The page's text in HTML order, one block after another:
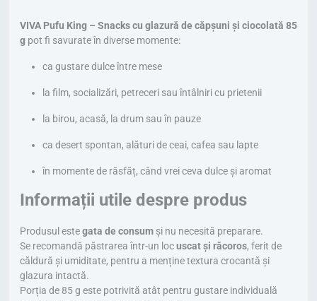
VIVA Pufu King – Snacks cu glazură de căpșuni și ciocolată 85
g pot fi savurate în diverse momente:
ca gustare dulce între mese
la film, socializări, petreceri sau întâlniri cu prietenii
la birou, acasă, la drum sau în pauze
ca desert spontan, alături de ceai, cafea sau lapte
în momente de răsfăț, când vrei ceva dulce și aromat
Informații utile despre produs
Produsul estegata de consum și nu necesită preparare.
Se recomandă păstrarea într-un locuscat și răcoros, ferit de
căldură și umiditate, pentru a menține textura crocantă și
glazura intactă.
Porția de 85 g este potrivită atât pentru gustare individuală